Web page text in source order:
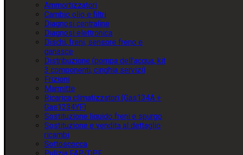
Ammortizzatori
Cambio olio e filtri
Diagnosi centraline
Diagnosi elettronica
Dischi, freni, sensore freno e
ganasce
Distribuzione (pompa dell’acqua, kit
3 componenti, cinghia servizi)
Frizioni
Marmitte
Ricarica climatizzatori (Gas134A +
Gas1234YF)
Sostituzione liquido freni e spurgo
Sostituzione e vendita al dettaglio
ricambi
Sottoscocca